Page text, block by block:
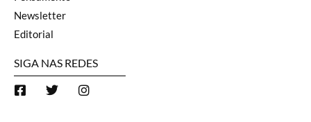
Newsletter
Editorial
SIGA NAS REDES